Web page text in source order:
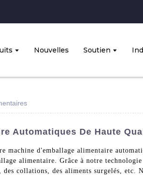
Nouvelles Soutien
Automatiques De Haute
machine d'emballage alimentaire
alimentaire. Grâce à notre
collations, des aliments surgelés,